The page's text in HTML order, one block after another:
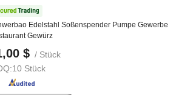
Edelstahl Soßenspender Pumpe Gewerbe
Gewürz
$ / Stück
10 Stück